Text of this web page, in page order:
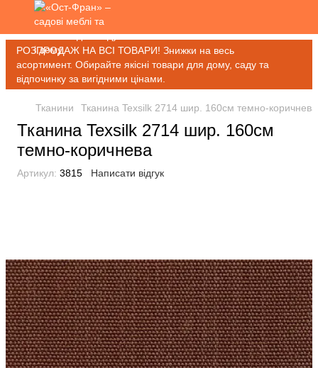
РОЗПРОДАЖ НА ВСІ ТОВАРИ! Знижки на весь
асортимент. Обирайте якісні товари для дому, саду та
відпочинку за вигідними цінами.
Тканини Тканина Texsilk 2714 шир. 160см темно-коричнева
Тканина Texsilk 2714 шир. 160см
темно-коричнева
Артикул: 3815 Написати відгук